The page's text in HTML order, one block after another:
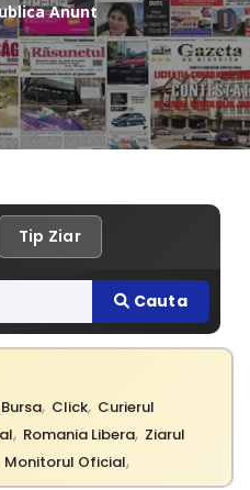
Anunt
Tip Ziar
Cauta
Bursa, Click, Curierul
, Romania Libera, Ziarul
Monitorul Oficial,